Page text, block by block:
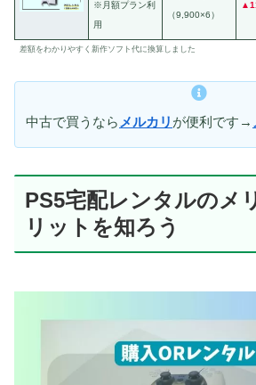
※月額プラン利
用
（9,900×6）
差額をわかりやすく新作ソフト代に換算しました
中古で買うなら メルカリ が便利です→
PS5宅配レンタルのメ
リット を知ろう